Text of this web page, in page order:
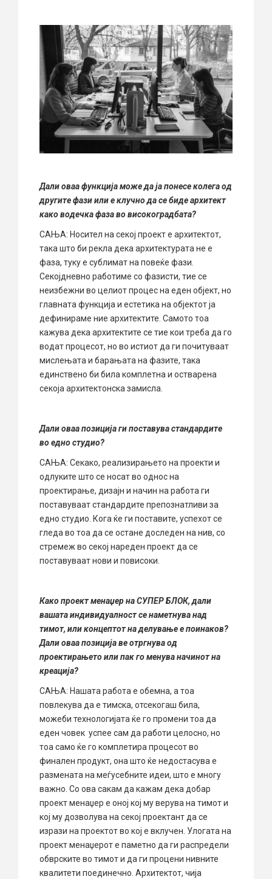
Дали оваа функција може да ја понесе колега од
другите фази или е клучно да се биде архитект
како водечка фаза во високоградбата?
САЊА: Носител на секој проект е архитектот,
така што би рекла дека архитектурата не е
фаза, туку е сублимат на повеќе фази.
Секојдневно работиме со фазисти, тие се
неизбежни во целиот процес на еден објект, но
главната функција и естетика на објектот ја
дефинираме ние архитектите. Самото тоа
кажува дека архитектите се тие кои треба да го
водат процесот, но во истиот да ги почитуваат
мислењата и барањата на фазите, така
единствено би била комплетна и остварена
секоја архитектонска замисла.
Дали оваа позиција ги поставува стандардите
во едно студио?
САЊА: Секако, реализирањето на проекти и
одлуките што се носат во однос на
проектирање, дизајн и начин на работа ги
поставуваат стандардите препознатливи за
едно студио. Кога ќе ги поставите, успехот се
гледа во тоа да се остане доследен на нив, со
стремеж во секој нареден проект да се
поставуваат нови и повисоки.
Како проект менаџер на СУПЕР БЛОК, дали
вашата индивидуалност се наметнува над
тимот, или концептот на делување е поинаков?
Дали оваа позиција ве отргнува од
проектирањето или пак го менува начинот на
креација?
САЊА: Нашата работа е обемна, а тоа
повлекува да е тимска, отсекогаш била,
можеби технологијата ќе го промени тоа да
еден човек успее сам да работи целосно, но
тоа само ќе го комплетира процесот во
финален продукт, она што ќе недостасува е
размената на меѓусебните идеи, што е многу
важно. Со ова сакам да кажам дека добар
проект менаџер е оној кој му верува на тимот и
кој му дозволува на секој проектант да се
изрази на проектот во кој е вклучен. Улогата на
проект менаџерот е паметно да ги распредели
обврските во тимот и да ги процени нивните
квалитети поединечно. Архитектот, чија